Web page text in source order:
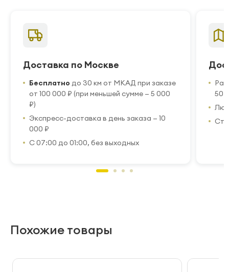
Доставка по Москве
Бесплатно до 30 км от МКАД при заказе
от 100 000 ₽ (при меньшей сумме — 5 000
₽)
Экспресс-доставка в день заказа — 10
000 ₽
С 07:00 до 01:00, без выходных
50
Похожие товары